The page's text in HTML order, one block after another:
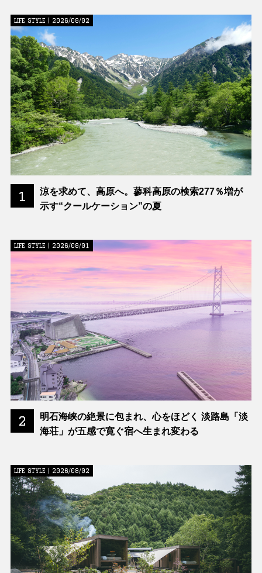
1
LIFE STYLE | 2026/08/02
涼を求めて、高原へ。蓼科高原の検索277％増が
示す“クールケーション”の夏
2
LIFE STYLE | 2026/08/01
明石海峡の絶景に包まれ、心をほどく 淡路島「淡
海荘」が五感で寛ぐ宿へ生まれ変わる
LIFE STYLE | 2026/08/02